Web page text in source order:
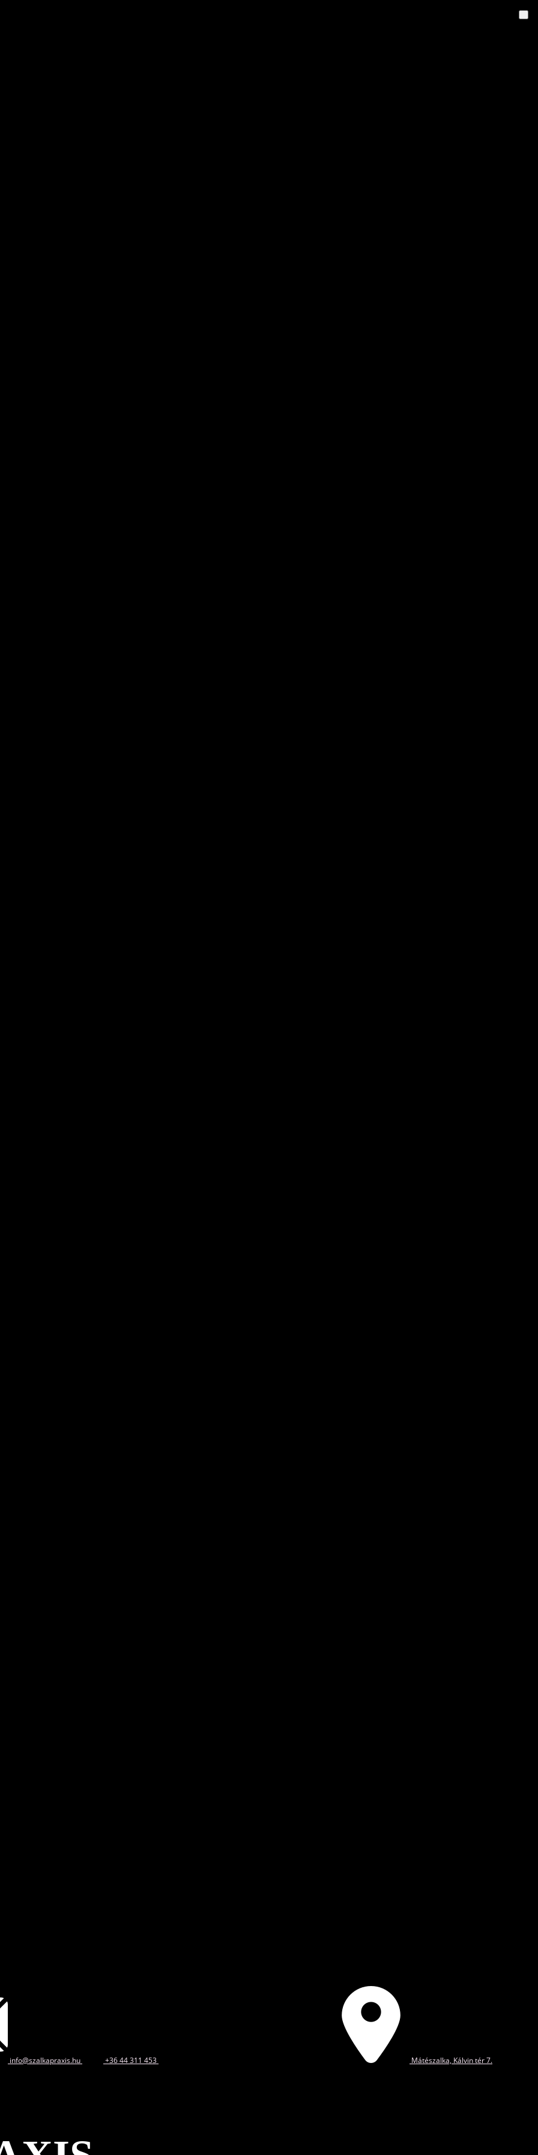
info@szalkapraxis.hu +36 44 311 453 Mátészalka, Kálvin tér 7.